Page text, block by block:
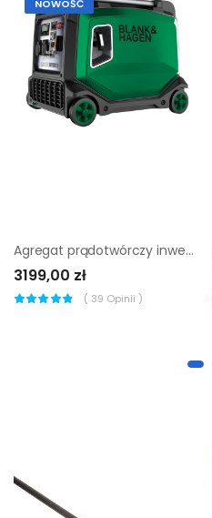
NOWOŚĆ
Agregat prądotwórczy inwerterowy 3.5 kW / 230 V TTD-BH-X5000E BLANK&HAGEN
3199,00 zł
( 39 Opinii )